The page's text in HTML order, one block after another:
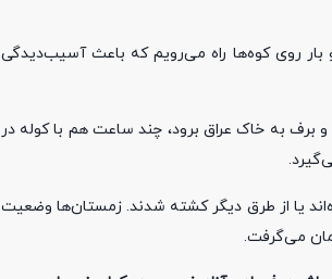
تاکنون دو بار پای خود را عمل کرده و به همین دلیل از این شغل خارج شده است: «با ۴۰ کیلو بار روی کوه‌ها راه می‌رویم که باعث آسیب‌دیدگی
برف به خاک عراق برود، چند ساعت هم با کوله در
یا از کوه افتاده‌اند یا از طرق دیگر کشته شدند. زمستان‌ها وضعیت